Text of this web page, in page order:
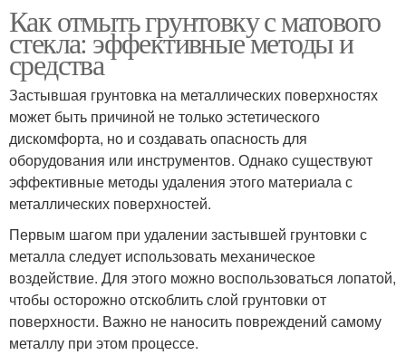
Как отмыть грунтовку с матового
стекла: эффективные методы и
средства
Застывшая грунтовка на металлических поверхностях
может быть причиной не только эстетического
дискомфорта, но и создавать опасность для
оборудования или инструментов. Однако существуют
эффективные методы удаления этого материала с
металлических поверхностей.
Первым шагом при удалении застывшей грунтовки с
металла следует использовать механическое
воздействие. Для этого можно воспользоваться лопатой,
чтобы осторожно отскоблить слой грунтовки от
поверхности. Важно не наносить повреждений самому
металлу при этом процессе.